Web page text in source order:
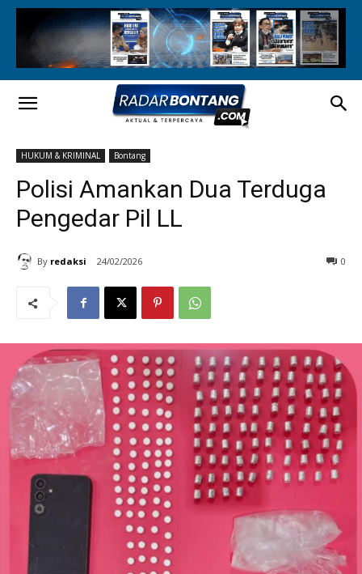
HUKUM & KRIMINAL Bontang
Polisi Amankan Dua Terduga
Pengedar Pil LL
By redaksi 24/02/2026 0